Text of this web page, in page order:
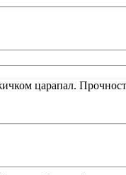
царапал.